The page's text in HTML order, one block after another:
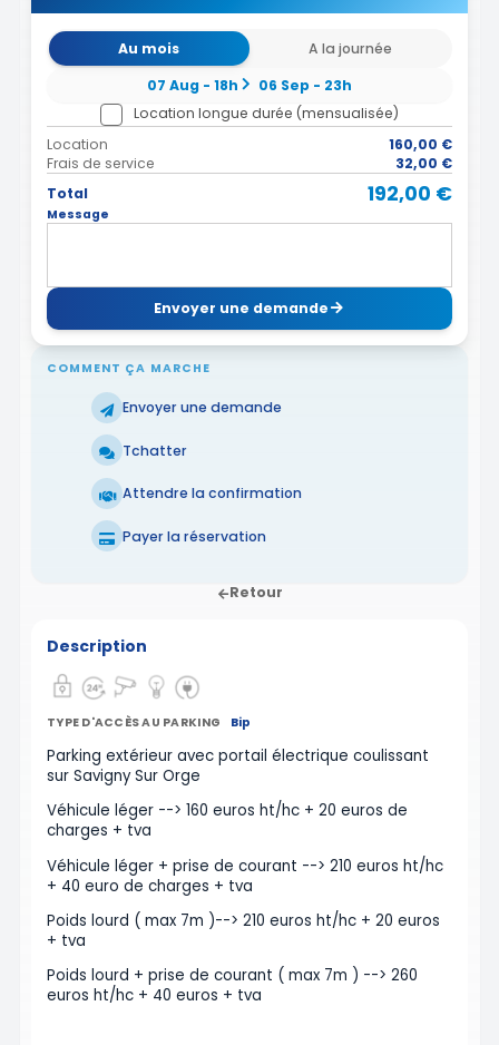
Au mois
A la journée
07 Aug - 18h
06 Sep - 23h
Location longue durée (mensualisée)
Location
160,00 €
Frais de service
32,00 €
Total
192,00 €
Message
Envoyer une demande
COMMENT ÇA MARCHE
Envoyer une demande
Tchatter
Attendre la confirmation
Payer la réservation
Retour
Description
TYPE D'ACCÈS AU PARKING Bip
Parking extérieur avec portail électrique coulissant
sur Savigny Sur Orge
Véhicule léger --> 160 euros ht/hc + 20 euros de
charges + tva
Véhicule léger + prise de courant --> 210 euros ht/hc
+ 40 euro de charges + tva
Poids lourd ( max 7m )--> 210 euros ht/hc + 20 euros
+ tva
Poids lourd + prise de courant ( max 7m ) --> 260
euros ht/hc + 40 euros + tva